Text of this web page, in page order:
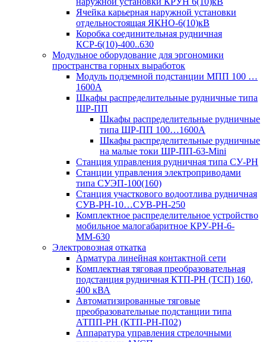
Ячейка карьерная наружной установки
отдельностоящая ЯКНО-6(10)кВ
Коробка соединительная рудничная
КСР-6(10)-400..630
Модульное оборудование для эргономики
пространства горных выработок
Модуль подземной подстанции МПП 100 …
1600А
Шкафы распределительные рудничные типа
ШР-ПП
Шкафы распределительные рудничные
типа ШР-ПП 100…1600А
Шкафы распределительные рудничные
на малые токи ШР-ПП-63-Mini
Станция управления рудничная типа СУ-РН
Станции управления электроприводами
типа СУЭП-100(160)
Станция участкового водоотлива рудничная
СУВ-РН-10…СУВ-РН-250
Комплектное распределительное устройство
мобильное малогабаритное КРУ-РН-6-
ММ-630
Электровозная откатка
Арматура линейная контактной сети
Комплектная тяговая преобразовательная
подстанция рудничная КТП-РН (ТСП) 160,
400 кВА
Автоматизированные тяговые
преобразовательные подстанции типа
АТПП-РН (КТП-РН-П02)
Аппаратура управления стрелочными